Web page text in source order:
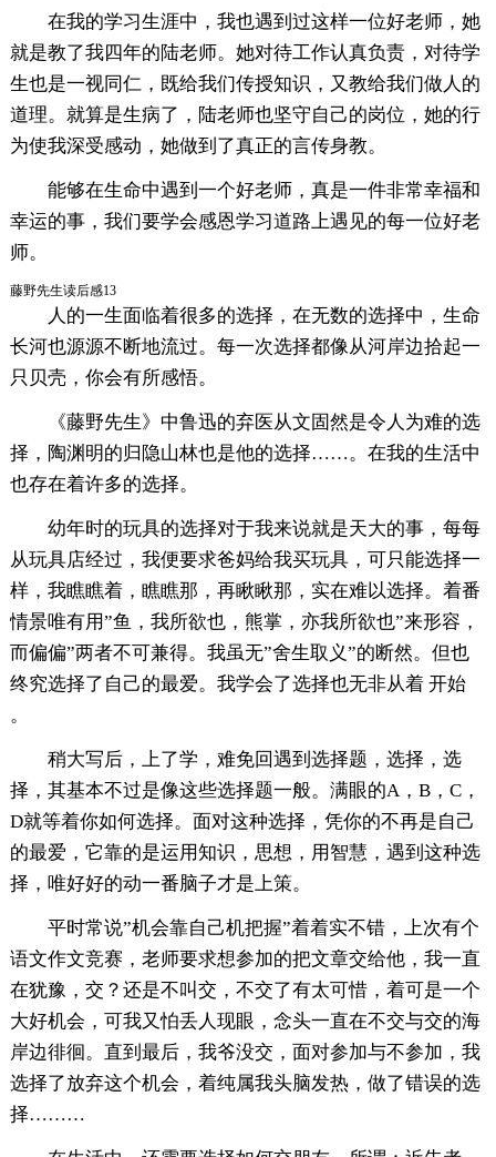
在我的学习生涯中，我也遇到过这样一位好老师，她
就是教了我四年的陆老师。她对待工作认真负责，对待学
生也是一视同仁，既给我们传授知识，又教给我们做人的
道理。就算是生病了，陆老师也坚守自己的岗位，她的行
为使我深受感动，她做到了真正的言传身教。
能够在生命中遇到一个好老师，真是一件非常幸福和
幸运的事，我们要学会感恩学习道路上遇见的每一位好老
师。
藤野先生读后感13
人的一生面临着很多的选择，在无数的选择中，生命
长河也源源不断地流过。每一次选择都像从河岸边拾起一
只贝壳，你会有所感悟。
《藤野先生》中鲁迅的弃医从文固然是令人为难的选
择，陶渊明的归隐山林也是他的选择……。在我的生活中
也存在着许多的选择。
幼年时的玩具的选择对于我来说就是天大的事，每每
从玩具店经过，我便要求爸妈给我买玩具，可只能选择一
样，我瞧瞧着，瞧瞧那，再瞅瞅那，实在难以选择。着番
情景唯有用”鱼，我所欲也，熊掌，亦我所欲也”来形容，
而偏偏”两者不可兼得。我虽无”舍生取义”的断然。但也
终究选择了自己的最爱。我学会了选择也无非从着 开始
。
稍大写后，上了学，难免回遇到选择题，选择，选
择，其基本不过是像这些选择题一般。满眼的A，B，C，
D就等着你如何选择。面对这种选择，凭你的不再是自己
的最爱，它靠的是运用知识，思想，用智慧，遇到这种选
择，唯好好的动一番脑子才是上策。
平时常说”机会靠自己机把握”着着实不错，上次有个
语文作文竞赛，老师要求想参加的把文章交给他，我一直
在犹豫，交？还是不叫交，不交了有太可惜，着可是一个
大好机会，可我又怕丢人现眼，念头一直在不交与交的海
岸边徘徊。直到最后，我爷没交，面对参加与不参加，我
选择了放弃这个机会，着纯属我头脑发热，做了错误的选
择………